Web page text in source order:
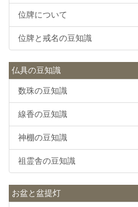
位牌について
位牌と戒名の豆知識
仏具の豆知識
数珠の豆知識
線香の豆知識
神棚の豆知識
祖霊舎の豆知識
お盆と盆提灯